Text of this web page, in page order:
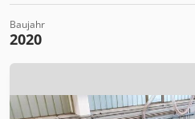
Baujahr
2020